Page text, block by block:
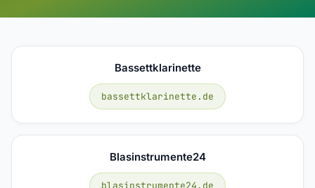
Bassettklarinette
bassettklarinette.de
Blasinstrumente24
blasinstrumente24.de